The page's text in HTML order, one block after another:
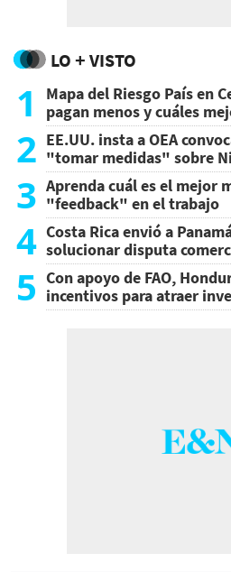
LO + VISTO
1
Mapa del Riesgo País en
pagan menos y cuáles
2 EE.UU. insta a OEA
"tomar medidas" sobre
3 Aprenda cuál es el mejor
"feedback" en el trabajo
4 Costa Rica envió a
solucionar disputa
5 Con apoyo de FAO,
incentivos para atraer